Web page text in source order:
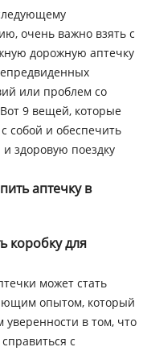
очень важно взять с
дорожную аптечку
или проблем со
9 вещей, которые
с собой и обеспечить
здоровую поездку
аптечку в
коробку для
может стать
опытом, который
уверенности в том, что
с